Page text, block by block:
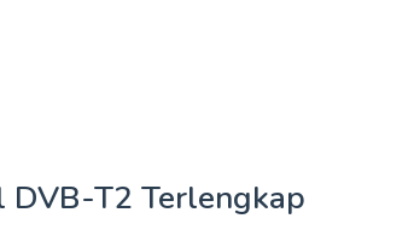
DVB-T2 Terlengkap